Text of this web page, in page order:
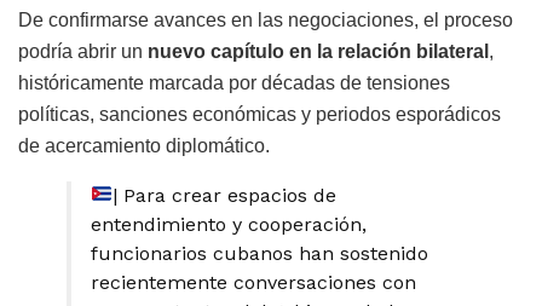
De confirmarse avances en las negociaciones, el proceso
podría abrir un nuevo capítulo en la relación bilateral ,
históricamente marcada por décadas de tensiones
políticas, sanciones económicas y periodos esporádicos
de acercamiento diplomático.
| Para crear espacios de
entendimiento y cooperación,
funcionarios cubanos han sostenido
recientemente conversaciones con